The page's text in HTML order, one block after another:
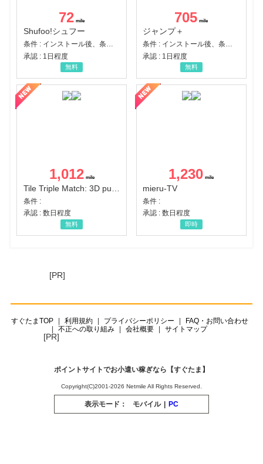
72
Shufoo!シュフー
条件 : インストール後、条件達成
承認 : 1日程度
無料
705
ジャンプ＋
条件 : インストール後、条件達成
承認 : 1日程度
無料
1,012
条件 :
承認 : 数日程度
無料
1,230
mieru-TV
条件 :
承認 : 数日程度
即時
[PR]
すぐたまTOP 利用規約 プライバシーポリシー
FAQ・お問い合わせ
不正への取り組み
会社概要 サイトマップ
[PR]
ポイントサイトでお小遣い稼ぎなら【すぐたま】
Copyright(C)2001-2026 Netmile All Rights Reserved.
表示モード： モバイル | PC